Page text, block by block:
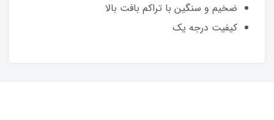
ضخیم و سنگین با تراکم بافت بالا
کیفیت درجه یک